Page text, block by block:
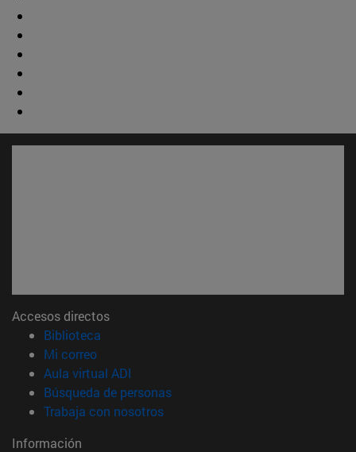
Accesos directos
Biblioteca
Mi correo(abre en nueva ventana)
Aula virtual ADI
Búsqueda de personas(abre en nueva ventana)
Trabaja con nosotros(abre en nueva ventana)
Información